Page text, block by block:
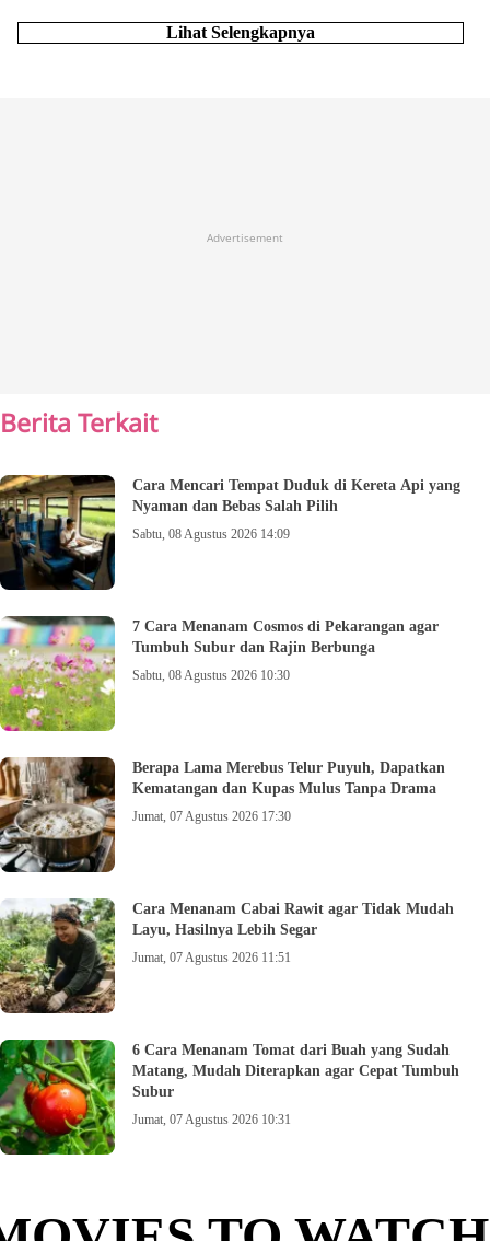
Lihat Selengkapnya
Advertisement
Berita Terkait
Cara Mencari Tempat Duduk di Kereta Api yang
Nyaman dan Bebas Salah Pilih
Sabtu, 08 Agustus 2026 14:09
7 Cara Menanam Cosmos di Pekarangan agar
Tumbuh Subur dan Rajin Berbunga
Sabtu, 08 Agustus 2026 10:30
Berapa Lama Merebus Telur Puyuh, Dapatkan
Kematangan dan Kupas Mulus Tanpa Drama
Jumat, 07 Agustus 2026 17:30
Cara Menanam Cabai Rawit agar Tidak Mudah
Layu, Hasilnya Lebih Segar
Jumat, 07 Agustus 2026 11:51
6 Cara Menanam Tomat dari Buah yang Sudah
Matang, Mudah Diterapkan agar Cepat Tumbuh
Subur
Jumat, 07 Agustus 2026 10:31